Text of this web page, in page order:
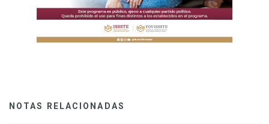
NOTAS RELACIONADAS